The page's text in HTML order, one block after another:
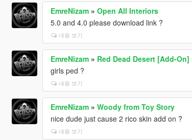
EmreNizam» Open All Interiors
5.0 and 4.0 please download link ?
내용 보기
EmreNizam» Red Dead Desert [Add-On]
girls ped ?
내용 보기
EmreNizam» Woody from Toy Story
nice dude just cause 2 rico skin add on ?
내용 보기